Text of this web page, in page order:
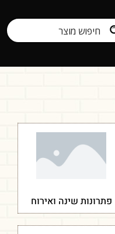
פתרונות שינה ואירוח